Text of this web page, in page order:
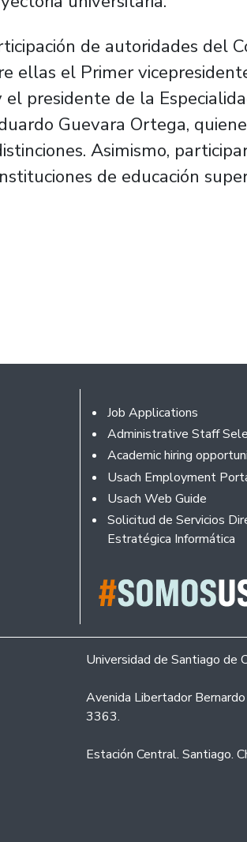
de autoridades del
ellas el Primer
presidente de la
Guevara Ortega,
Asimismo,
de educación
Footer
Job Applications
Administrative Staff
Academic hiring
Usach Employment
Usach Web Guide
Solicitud de Servicios
Estratégica Informática
Universidad de Santiago de
Avenida Libertador
3363.
Estación Central. Santiago.